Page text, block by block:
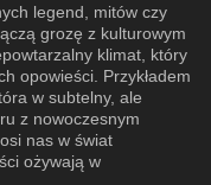
legend, mitów czy
grozę z kulturowym
klimat, który
opowieści. Przykładem
w subtelny, ale
z nowoczesnym
nas w świat
ożywają w